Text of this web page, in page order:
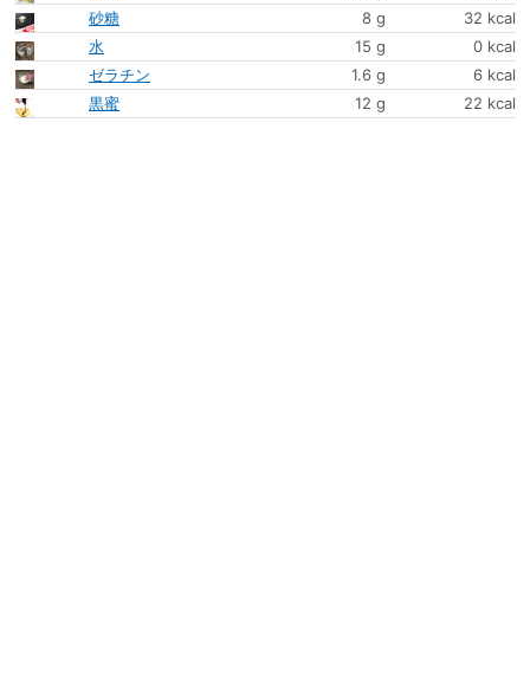
砂糖
8 g
32 kcal
水
15 g
0 kcal
ゼラチン
1.6 g
6 kcal
黒蜜
12 g 22 kcal